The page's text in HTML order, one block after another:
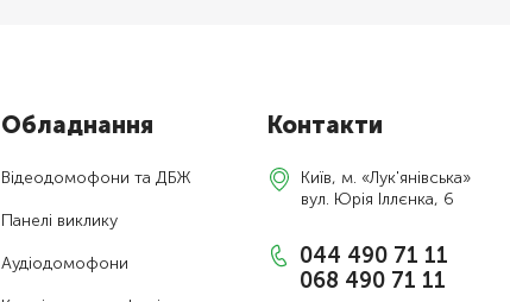
Обладнання
Відеодомофони та ДБЖ
Панелі виклику
Аудіодомофони
Контакти
Київ, м. «Лук'янівська»
вул. Юрія Іллєнка, 6
044 490 71 11
068 490 71 11